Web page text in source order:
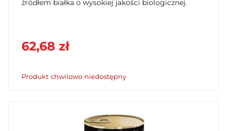
źródłem białka o wysokiej jakości biologicznej.
62,68 zł
Produkt chwilowo niedostępny